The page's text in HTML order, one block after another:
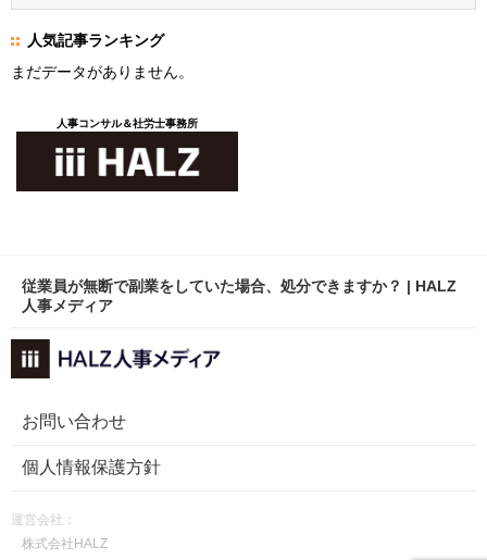
人気記事ランキング
まだデータがありません。
人事コンサル＆社労士事務所
従業員が無断で副業をしていた場合、処分できますか？ | HALZ
人事メディア
お問い合わせ
個人情報保護方針
運営会社：
株式会社HALZ